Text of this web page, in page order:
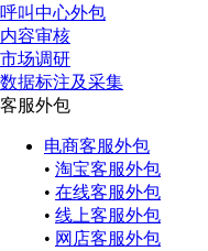
呼叫中心外包
内容审核
市场调研
数据标注及采集
客服外包
电商客服外包
• 淘宝客服外包
• 在线客服外包
• 线上客服外包
• 网店客服外包